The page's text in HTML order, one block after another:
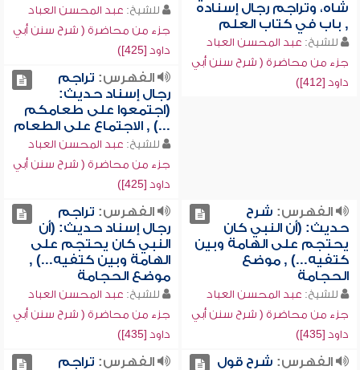
شاه، وتراجم رجال إسناده
, باب في كتاب العلم
للشيخ: عبد المحسن العباد
جزء من محاضرة ( شرح سنن أبي
داود [412])
للشيخ: عبد المحسن العباد
جزء من محاضرة ( شرح سنن أبي
داود [425])
الفهرس: تراجم
رجال إسناد حديث:
(اجتمعوا على طعامكم
...) , الاجتماع على الطعام
للشيخ: عبد المحسن العباد
جزء من محاضرة ( شرح سنن أبي
داود [425])
الفهرس: شرح
حديث: (أن النبي كان
يحتجم على الهامة وبين
كتفيه...) , موضع
الحجامة
للشيخ: عبد المحسن العباد
جزء من محاضرة ( شرح سنن أبي
داود [435])
الفهرس: تراجم
رجال إسناد حديث: (أن
النبي كان يحتجم على
الهامة وبين كتفيه...) ,
موضع الحجامة
للشيخ: عبد المحسن العباد
جزء من محاضرة ( شرح سنن أبي
داود [435])
الفهرس: شرح قول
الفهرس: تراجم